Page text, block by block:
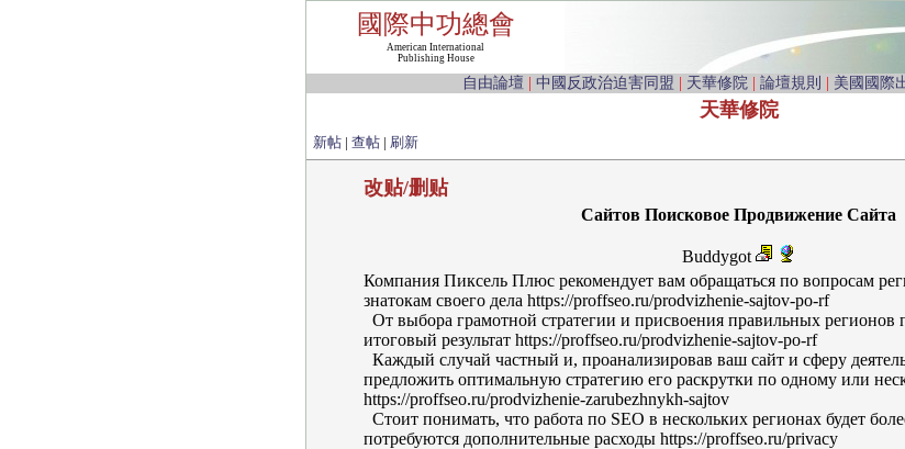
國際中功總會
American International
Publishing House
自由論壇 中國反政治迫害同盟 天華修院 論壇規則 美國國際
天華修院
新帖 | 查帖 | 刷新
改贴/删贴
Сайтов Поисковое Продвижение Сайта
Buddygot
Компания Пиксель Плюс рекомендует вам обращаться по вопросам
знатокам своего дела https://proffseo.ru/prodvizhenie-sajtov-po-rf
От выбора грамотной стратегии и присвоения правильных регионов
итоговый результат https://proffseo.ru/prodvizhenie-sajtov-po-rf
Каждый случай частный и, проанализировав ваш сайт и сферу
предложить оптимальную стратегию его раскрутки по одному или
https://proffseo.ru/prodvizhenie-zarubezhnykh-sajtov
Стоит понимать, что работа по SEO в нескольких регионах будет
потребуются дополнительные расходы https://proffseo.ru/privacy